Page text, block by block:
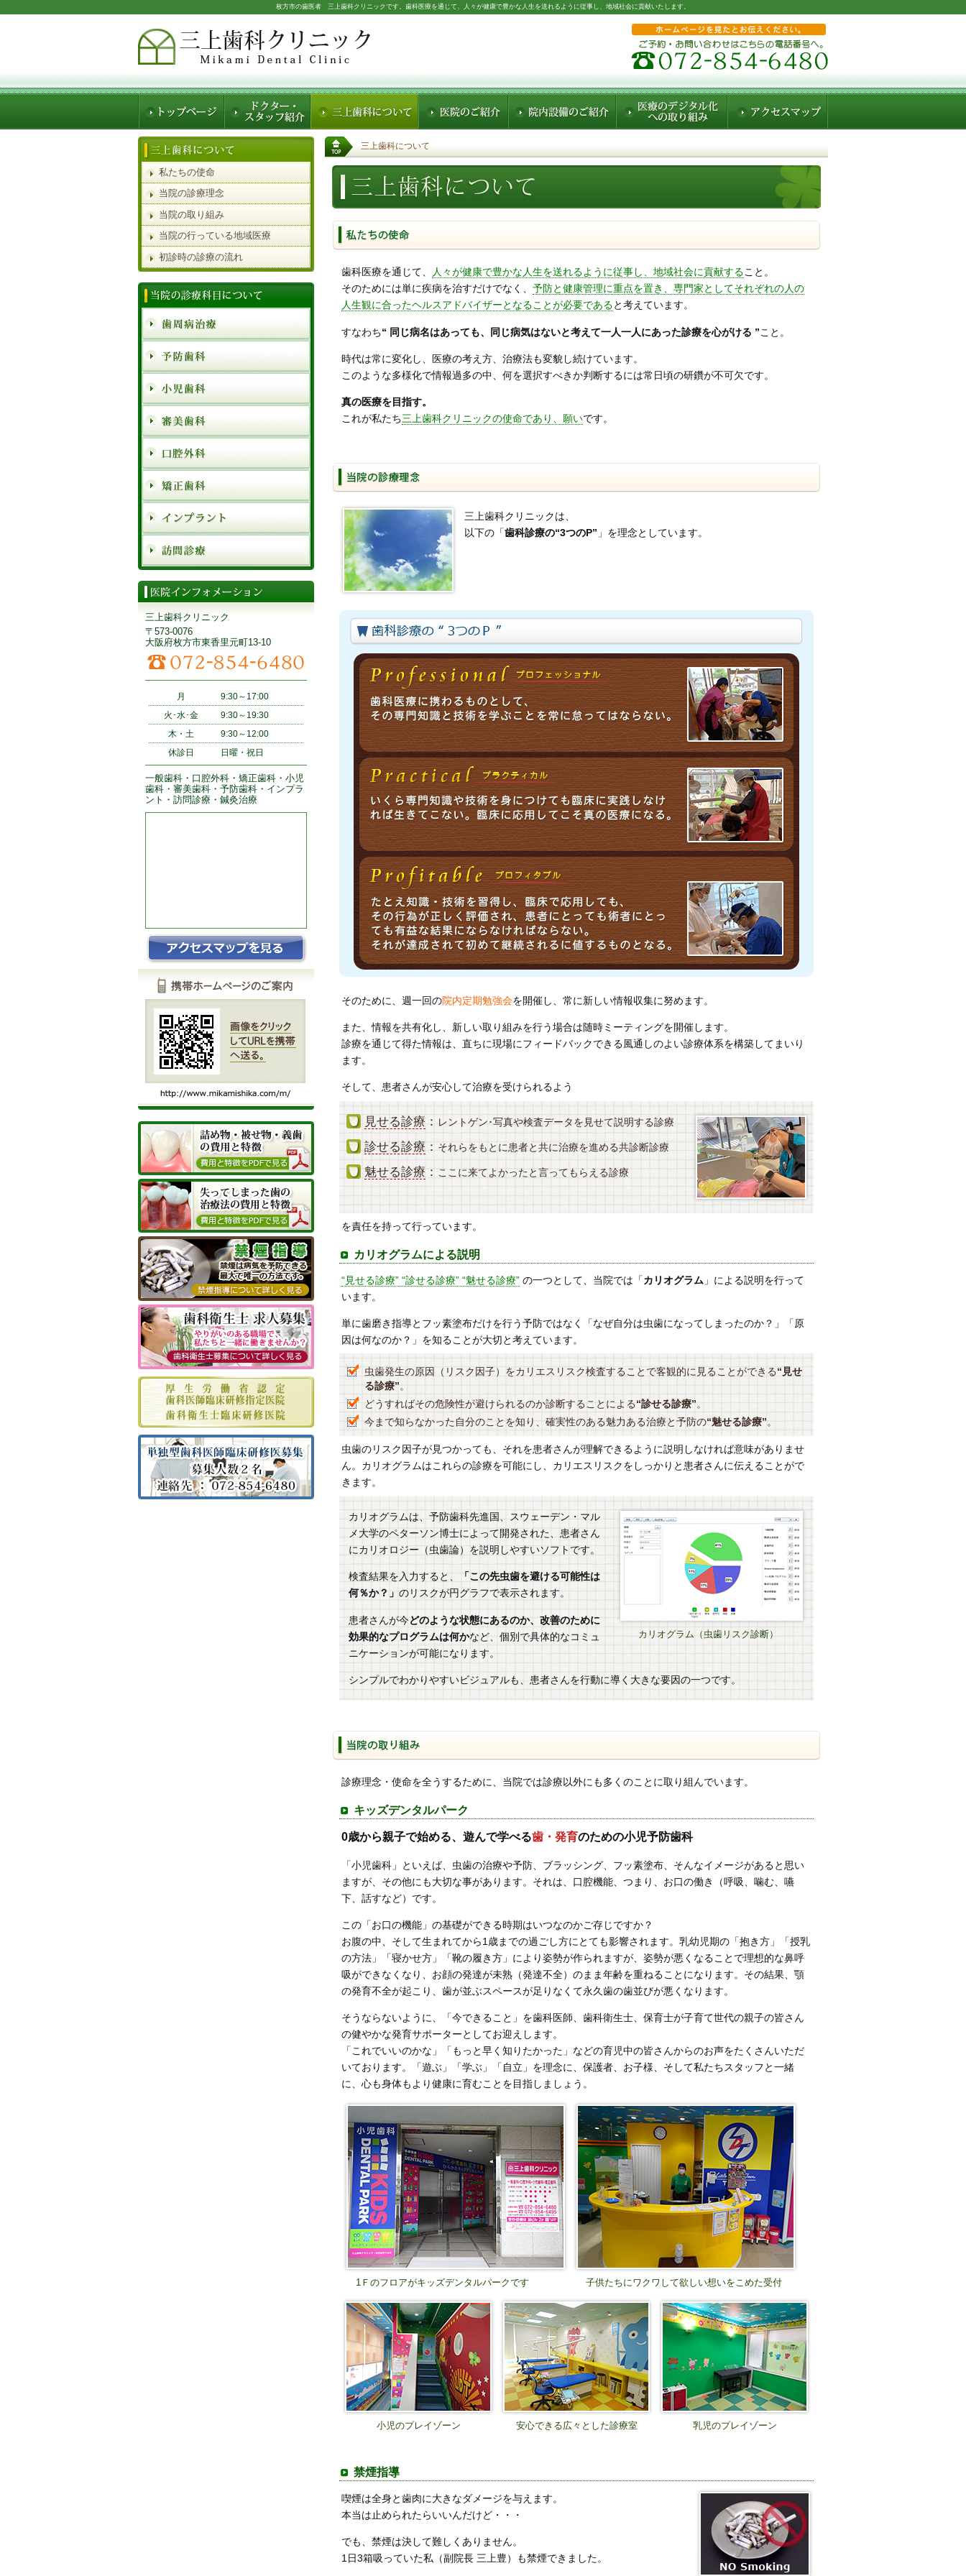
枚方市の歯医者 三上歯科クリニックです。歯科医療を通じて、人々が健康で豊かな人生を送れるように従事し、地域社会に貢献いたします。
三上歯科について
歯科医療を通じて、 人々が健康で豊かな人生を送れるように従事し、地域社会に貢献すること。
そのためには単に疾病を治すだけでなく、 予防と健康管理に重点を置き、専門家としてそれぞれの人の
人生観に合ったヘルスアドバイザーとなることが必要であると考えています。
すなわち“ 同じ病名はあっても、同じ病気はないと考えて一人一人にあった診療を心がける ”こと。
時代は常に変化し、医療の考え方、治療法も変貌し続けています。
このような多様化で情報過多の中、何を選択すべきか判断するには常日頃の研鑽が不可欠です。
真の医療を目指す。
これが私たち三上歯科クリニックの使命であり、願いです。
三上歯科クリニックは、
以下の「歯科診療の“3つのP” 」を理念としています。
そのために、週一回の院内定期勉強会を開催し、常に新しい情報収集に努めます。
また、情報を共有化し、新しい取り組みを行う場合は随時ミーティングを開催します。
診療を通じて得た情報は、直ちに現場にフィードバックできる風通しのよい診療体系を構築してまいり
ます。
そして、患者さんが安心して治療を受けられるよう
見せる診療 ： レントゲン･写真や検査データを見せて説明する診療
診せる診療 ： それらをもとに患者と共に治療を進める共診断診療
魅せる診療： ここに来てよかったと言ってもらえる診療
を責任を持って行っています。
カリオグラムによる説明
“見せる診療” “診せる診療” “魅せる診療”の一つとして、当院では「カリオグラム 」による説明を行って
います。
単に歯磨き指導とフッ素塗布だけを行う予防ではなく「なぜ自分は虫歯になってしまったのか？」「原
因は何なのか？」を知ることが大切と考えています。
虫歯発生の原因（リスク因子）をカリエスリスク検査することで客観的に見ることができる“見せ
る診療”。
どうすればその危険性が避けられるのか診断することによる“診せる診療”。
今まで知らなかった自分のことを知り、確実性のある魅力ある治療と予防の“魅せる診療”。
虫歯のリスク因子が見つかっても、それを患者さんが理解できるように説明しなければ意味がありませ
ん。カリオグラムはこれらの診療を可能にし、カリエスリスクをしっかりと患者さんに伝えることがで
きます。
カリオグラム（虫歯リスク診断）
カリオグラムは、予防歯科先進国、スウェーデン・マル
メ大学のペターソン博士によって開発された、患者さん
にカリオロジー（虫歯論）を説明しやすいソフトです。
検査結果を入力すると、
「この先虫歯を避ける可能性は
何％か？」 のリスクが円グラフで表示されます。
患者さんが今どのような状態にあるのか、改善のために
効果的なプログラムは何かなど、個別で具体的なコミュ
ニケーションが可能になります。
シンプルでわかりやすいビジュアルも、患者さんを行動に導く大きな要因の一つです。
診療理念・使命を全うするために、当院では診療以外にも多くのことに取り組んでいます。
キッズデンタルパーク
0歳から親子で始める、遊んで学べる歯・発育のための小児予防歯科
「小児歯科」といえば、虫歯の治療や予防、ブラッシング、フッ素塗布、そんなイメージがあると思い
ますが、その他にも大切な事があります。それは、口腔機能、つまり、お口の働き（呼吸、噛む、嚥
下、話すなど）です。
この「お口の機能」の基礎ができる時期はいつなのかご存じですか？
お腹の中、そして生まれてから1歳までの過ごし方にとても影響されます。乳幼児期の「抱き方」「授乳
の方法」「寝かせ方」「靴の履き方」により姿勢が作られますが、姿勢が悪くなることで理想的な鼻呼
吸ができなくなり、お顔の発達が未熟（発達不全）のまま年齢を重ねることになります。その結果、顎
の発育不全が起こり、歯が並ぶスペースが足りなくて永久歯の歯並びが悪くなります。
そうならないように、「今できること」を歯科医師、歯科衛生士、保育士が子育て世代の親子の皆さん
の健やかな発育サポーターとしてお迎えします。
「これでいいのかな」「もっと早く知りたかった」などの育児中の皆さんからのお声をたくさんいただ
いております。「遊ぶ」「学ぶ」「自立」を理念に、保護者、お子様、そして私たちスタッフと一緒
に、心も身体もより健康に育むことを目指しましょう。
1Ｆのフロアがキッズデンタルパークです 子供たちにワクワして欲しい想いをこめた受付
小児のプレイゾーン 安心できる広々とした診療室 乳児のプレイゾーン
禁煙指導
喫煙は全身と歯肉に大きなダメージを与えます。
本当は止められたらいいんだけど・・・
でも、禁煙は決して難しくありません。
1日3箱吸っていた私（副院長 三上豊）も禁煙できました。
私たちの使命
当院の診療理念
当院の取り組み
当院の行っている地域医療
初診時の診療の流れ
三上歯科クリニック
〒573-0076
大阪府枚方市東香里元町13-10
月
9:30～17:00
火･水･金
9:30～19:30
木・土
9:30～12:00
休診日
日曜・祝日
一般歯科・口腔外科・矯正歯科・小児
歯科・審美歯科・予防歯科・インプラ
ント・訪問診療・鍼灸治療